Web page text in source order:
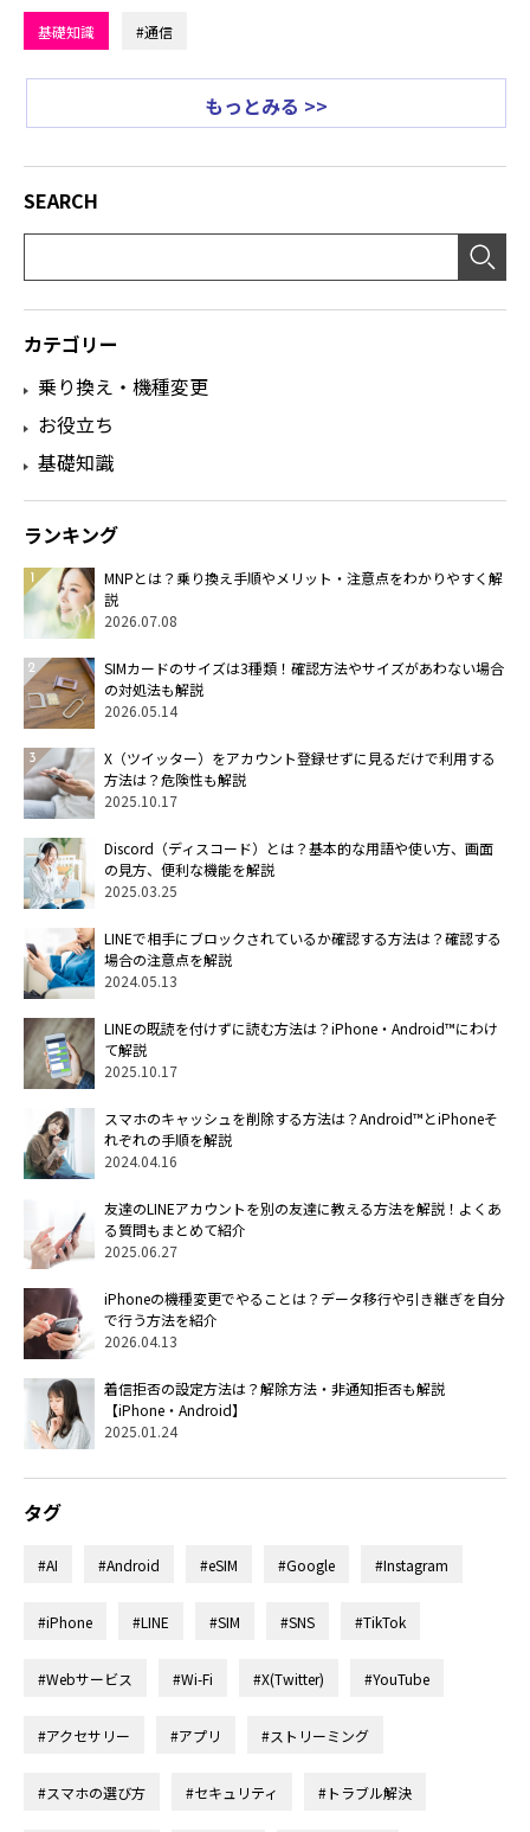
基礎知識 #通信
もっとみる >>
SEARCH
カテゴリー
乗り換え・機種変更
お役立ち
基礎知識
ランキング
MNPとは？乗り換え手順やメリット・注意点をわかりやすく解
説
2026.07.08
SIMカードのサイズは3種類！確認方法やサイズがあわない場合
の対処法も解説
2026.05.14
X（ツイッター）をアカウント登録せずに見るだけで利用する
方法は？危険性も解説
2025.10.17
Discord（ディスコード）とは？基本的な用語や使い方、画面
の見方、便利な機能を解説
2025.03.25
LINEで相手にブロックされているか確認する方法は？確認する
場合の注意点を解説
2024.05.13
LINEの既読を付けずに読む方法は？iPhone・Android™にわけ
て解説
2025.10.17
スマホのキャッシュを削除する方法は？Android™とiPhoneそ
れぞれの手順を解説
2024.04.16
友達のLINEアカウントを別の友達に教える方法を解説！よくあ
る質問もまとめて紹介
2025.06.27
iPhoneの機種変更でやることは？データ移行や引き継ぎを自分
で行う方法を紹介
2026.04.13
着信拒否の設定方法は？解除方法・非通知拒否も解説
【iPhone・Android】
2025.01.24
タグ
#AI #Android #eSIM #Google #Instagram
#iPhone #LINE #SIM #SNS #TikTok
#Webサービス #Wi-Fi #X(Twitter) #YouTube
#アクセサリー #アプリ #ストリーミング
#スマホの選び方 #セキュリティ #トラブル解決